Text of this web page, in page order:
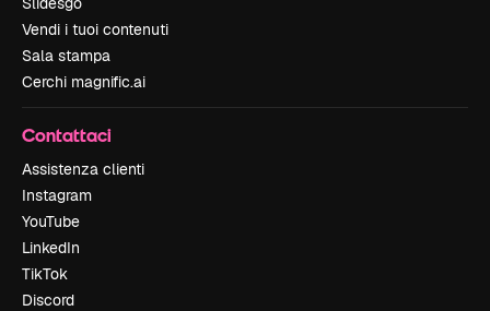
Vendi i tuoi contenuti
Sala stampa
Cerchi magnific.ai
Contattaci
Assistenza clienti
Instagram
YouTube
LinkedIn
TikTok
Discord